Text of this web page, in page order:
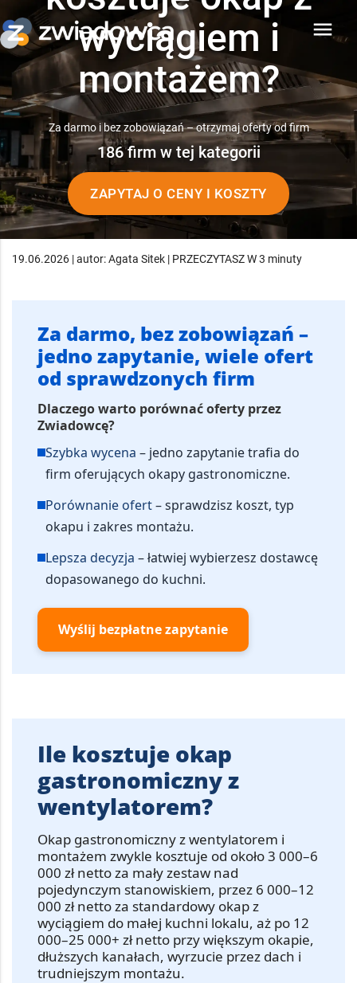
menu
wyciągiem i
montażem?
Za darmo i bez zobowiązań – otrzymaj oferty od firm
186 firm w tej kategorii
ZAPYTAJ O CENY I KOSZTY
19.06.2026 | autor: Agata Sitek | PRZECZYTASZ W 3 minuty
Za darmo, bez zobowiązań –
jedno zapytanie, wiele ofert
od sprawdzonych firm
Dlaczego warto porównać oferty przez
Zwiadowcę?
Szybka wycena – jedno zapytanie trafia do
firm oferujących okapy gastronomiczne.
Porównanie ofert– sprawdzisz koszt, typ
okapu i zakres montażu.
Lepsza decyzja – łatwiej wybierzesz dostawcę
dopasowanego do kuchni.
Wyślij bezpłatne zapytanie
Ile kosztuje okap
gastronomiczny z
wentylatorem?
Okap gastronomiczny z wentylatorem i
montażem zwykle kosztuje od około3 000–6
000 zł nettoza mały zestaw nad
pojedynczym stanowiskiem, przez 6 000–12
000 zł nettoza standardowy okap z
wyciągiem do małej kuchni lokalu, aż po 12
000–25 000+ zł netto przy większym okapie,
dłuższych kanałach, wyrzucie przez dach i
trudniejszym montażu.